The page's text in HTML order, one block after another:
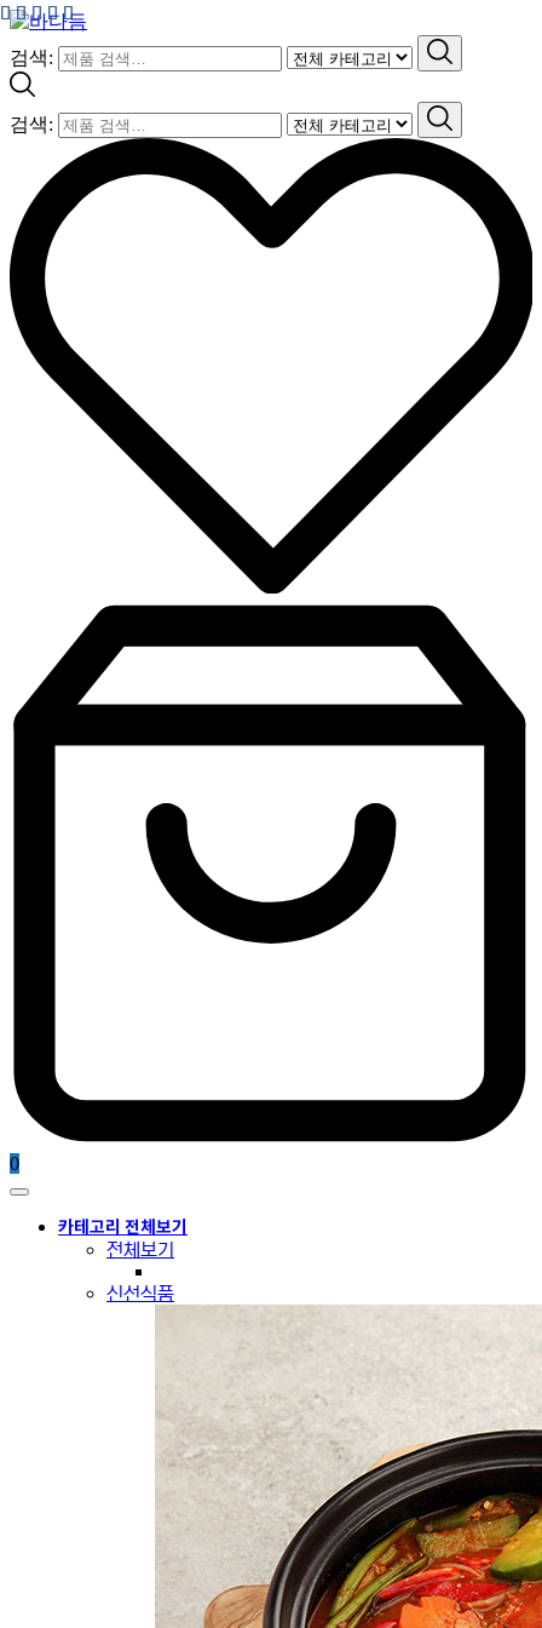
검색:
검색:
0
카테고리 전체보기
전체보기
신선식품